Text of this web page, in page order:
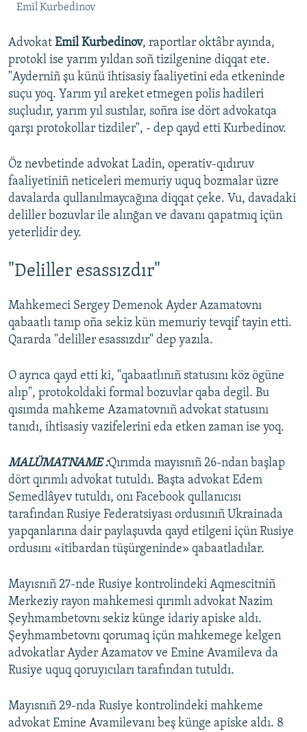
Emil Kurbedinov
Advokat Emil Kurbedinov, raportlar oktâbr ayında,
protokl ise yarım yıldan soñ tizilgenine diqqat ete.
"Ayderniñ şu künü ihtisasiy faaliyetini eda etkeninde
suçu yoq. Yarım yıl areket etmegen polis hadileri
suçludır, yarım yıl sustılar, soñra ise dört advokatqa
qarşı protokollar tizdiler", - dep qayd etti Kurbedinov.
Öz nevbetinde advokat Ladin, operativ-qıdıruv
faaliyetiniñ neticeleri memuriy uquq bozmalar üzre
davalarda qullanılmaycağına diqqat çeke. Vu, davadaki
deliller bozuvlar ile alınğan ve davanı qapatmıq içün
yeterlidir dey.
"Deliller esassızdır"
Mahkemeci Sergey Demenok Ayder Azamatovnı
qabaatlı tanıp oña sekiz kün memuriy tevqif tayin etti.
Qararda "deliller esassızdır" dep yazıla.
O ayrıca qayd etti ki, "qabaatlınıñ statusını köz ögüne
alıp", protokoldaki formal bozuvlar qaba degil. Bu
qısımda mahkeme Azamatovnıñ advokat statusını
tanıdı, ihtisasiy vazifelerini eda etken zaman ise yoq.
MALÜMATNAME :Qırımda mayısnıñ 26-ndan başlap
dört qırımlı advokat tutuldı. Başta advokat Edem
Semedlâyev tutuldı, onı Facebook qullanıcısı
tarafından Rusiye Federatsiyası ordusınıñ Ukrainada
yapqanlarına dair paylaşuvda qayd etilgeni içün Rusiye
ordusını «itibardan tüşürgeninde» qabaatladılar.
Mayısnıñ 27-nde Rusiye kontrolindeki Aqmescitniñ
Merkeziy rayon mahkemesi qırımlı advokat Nazim
Şeyhmambetovnı sekiz künge idariy apiske aldı.
Şeyhmambetovnı qorumaq içün mahkemege kelgen
advokatlar Ayder Azamatov ve Emine Avamileva da
Rusiye uquq qoruyıcıları tarafından tutuldı.
Mayısnıñ 29-nda Rusiye kontrolindeki mahkeme
advokat Emine Avamilevanı beş künge apiske aldı. 8